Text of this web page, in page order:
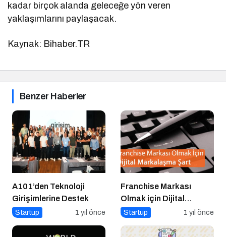
kadar birçok alanda geleceğe yön veren
yaklaşımlarını paylaşacak.
Kaynak: Bihaber.TR
Benzer Haberler
A101’den Teknoloji
Girişimlerine Destek
Startup 1 yıl önce
Franchise Markası
Olmak için Dijital
Markalaşma Şart
Startup 1 yıl önce